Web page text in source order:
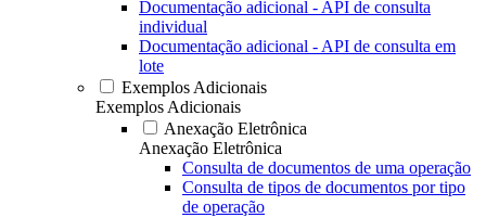
Documentação adicional - API de consulta
individual
Documentação adicional - API de consulta em
lote
Exemplos Adicionais
Exemplos Adicionais
Anexação Eletrônica
Anexação Eletrônica
Consulta de documentos de uma operação
Consulta de tipos de documentos por tipo
de operação